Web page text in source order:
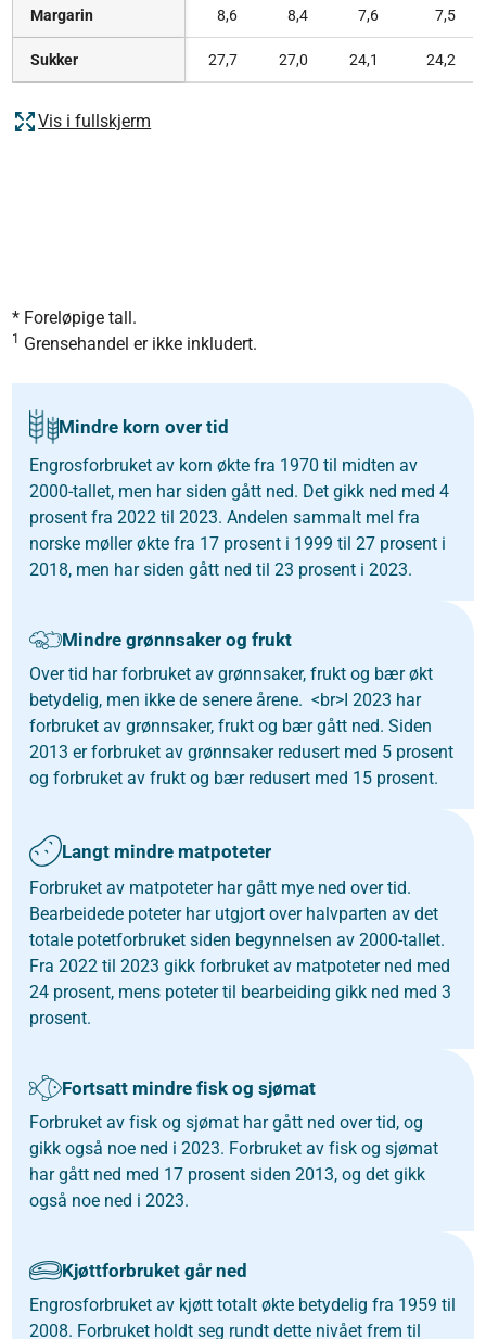
Margarin 8,6 8,4 7,6 7,5
Sukker 27,7 27,0 24,1 24,2
Vis i fullskjerm
* Foreløpige tall.
1 Grensehandel er ikke inkludert.
Mindre korn over tid
Engrosforbruket av korn økte fra 1970 til midten av
2000-tallet, men har siden gått ned. Det gikk ned med 4
prosent fra 2022 til 2023. Andelen sammalt mel fra
norske møller økte fra 17 prosent i 1999 til 27 prosent i
2018, men har siden gått ned til 23 prosent i 2023.
Mindre grønnsaker og frukt
Over tid har forbruket av grønnsaker, frukt og bær økt
betydelig, men ikke de senere årene. <br>I 2023 har
forbruket av grønnsaker, frukt og bær gått ned. Siden
2013 er forbruket av grønnsaker redusert med 5 prosent
og forbruket av frukt og bær redusert med 15 prosent.
Langt mindre matpoteter
Forbruket av matpoteter har gått mye ned over tid.
Bearbeidede poteter har utgjort over halvparten av det
totale potetforbruket siden begynnelsen av 2000-tallet.
Fra 2022 til 2023 gikk forbruket av matpoteter ned med
24 prosent, mens poteter til bearbeiding gikk ned med 3
prosent.
Fortsatt mindre fisk og sjømat
Forbruket av fisk og sjømat har gått ned over tid, og
gikk også noe ned i 2023. Forbruket av fisk og sjømat
har gått ned med 17 prosent siden 2013, og det gikk
også noe ned i 2023.
Kjøttforbruket går ned
Engrosforbruket av kjøtt totalt økte betydelig fra 1959 til
2008. Forbruket holdt seg rundt dette nivået frem til